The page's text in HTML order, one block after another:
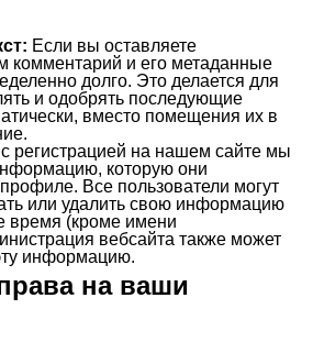
Если вы оставляете
комментарий и его метаданные
долго. Это делается для
и одобрять последующие
вместо помещения их в
регистрацией на нашем сайте мы
которую они
Все пользователи могут
или удалить свою информацию
время (кроме имени
вебсайта также может
информацию.
на ваши